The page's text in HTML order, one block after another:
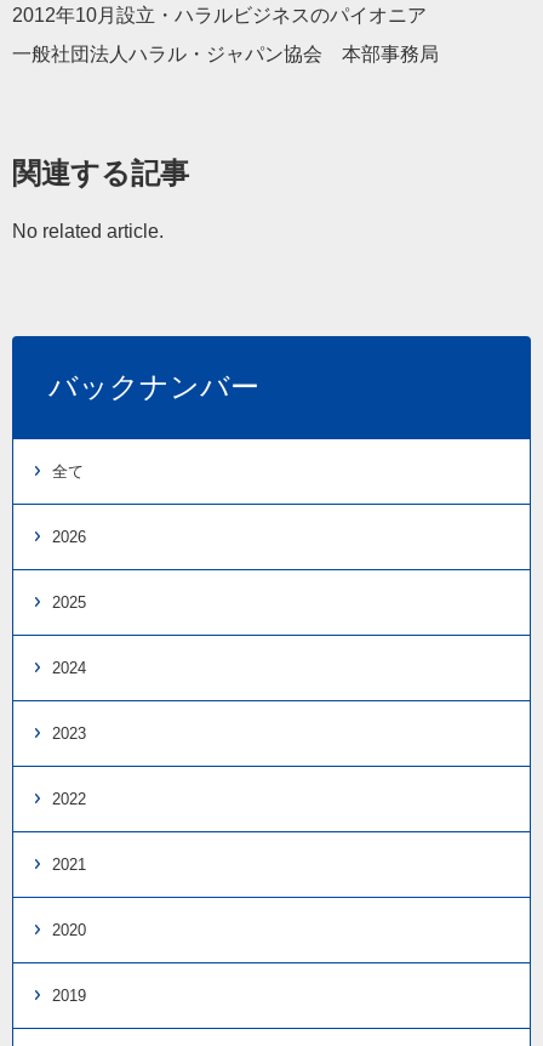
2012年10月設立・ハラルビジネスのパイオニア
一般社団法人ハラル・ジャパン協会 本部事務局
関連する記事
No related article.
バックナンバー
全て
2026
2025
2024
2023
2022
2021
2020
2019